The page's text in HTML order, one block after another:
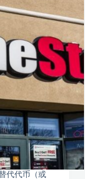
代代币（或